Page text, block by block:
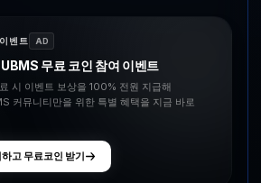
벤트 AD
무료 코인 참여 이벤트
시 이벤트 보상을 100% 전원 지급해
커뮤니티만을 위한 특별 혜택을 지금 바로
고 무료코인 받기